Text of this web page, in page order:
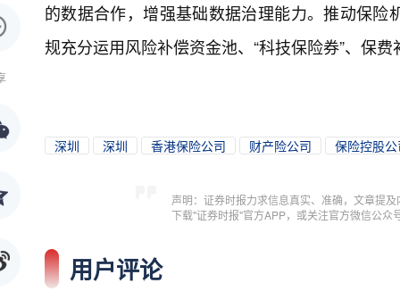
的数据合作，增强基础数据治理能力。推动保
规充分运用风险补偿资金池、“科技保险券”、保
深圳 深圳 香港保险公司 财产险公司 保险控股
声明：证券时报力求信息真实、准确，文章提
下载"证券时报"官方APP，或关注官方微信公
用户评论